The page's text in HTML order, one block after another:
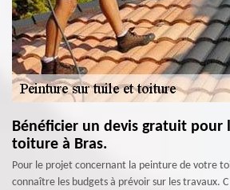
Bénéficier un devis gratuit pour
toiture à Bras.
Pour le projet concernant la peinture de votre
connaître les budgets à prévoir sur les travaux.